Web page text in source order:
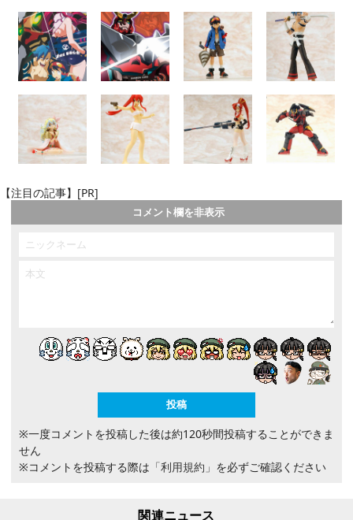
【注目の記事】[PR]
コメント欄を非表示
※一度コメントを投稿した後は約120秒間投稿することができま
せん
※コメントを投稿する際は 「利用規約」 を必ずご確認ください
関連ニュース